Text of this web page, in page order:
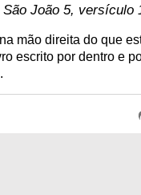
João 5, versículo
mão direita do que
escrito por dentro e